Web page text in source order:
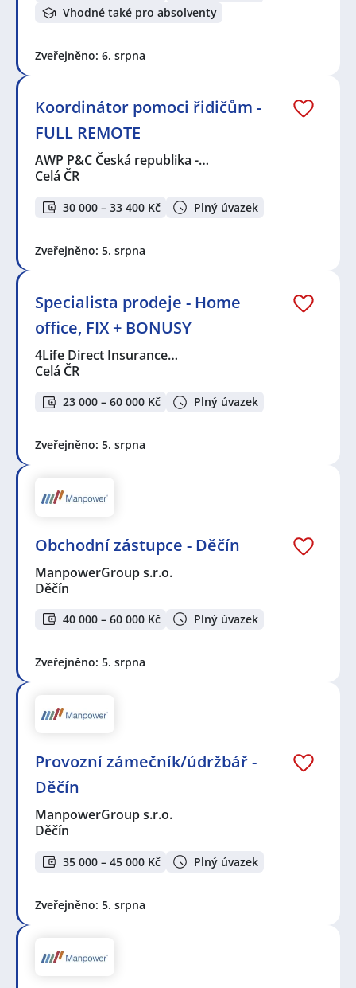
Vhodné také pro absolventy
Zveřejněno: 6. srpna
Koordinátor pomoci řidičům -
FULL REMOTE
AWP P&C Česká republika -…
Celá ČR
30 000 – 33 400 Kč Plný úvazek
Zveřejněno: 5. srpna
Specialista prodeje - Home
office, FIX + BONUSY
4Life Direct Insurance…
Celá ČR
23 000 – 60 000 Kč Plný úvazek
Zveřejněno: 5. srpna
Obchodní zástupce - Děčín
ManpowerGroup s.r.o.
Děčín
40 000 – 60 000 Kč Plný úvazek
Zveřejněno: 5. srpna
Provozní zámečník/údržbář -
Děčín
ManpowerGroup s.r.o.
Děčín
35 000 – 45 000 Kč Plný úvazek
Zveřejněno: 5. srpna